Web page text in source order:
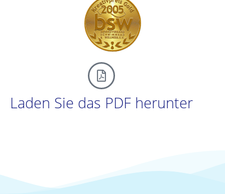
Laden Sie das PDF herunter